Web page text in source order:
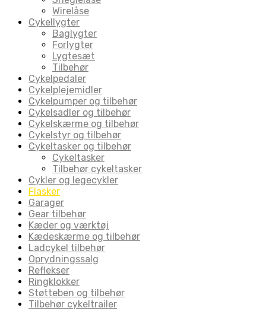
Wirelåse
Cykellygter
Baglygter
Forlygter
Lygtesæt
Tilbehør
Cykelpedaler
Cykelplejemidler
Cykelpumper og tilbehør
Cykelsadler og tilbehør
Cykelskærme og tilbehør
Cykelstyr og tilbehør
Cykeltasker og tilbehør
Cykeltasker
Tilbehør cykeltasker
Cykler og legecykler
Flasker
Garager
Gear tilbehør
Kæder og værktøj
Kædeskærme og tilbehør
Ladcykel tilbehør
Oprydningssalg
Reflekser
Ringklokker
Støtteben og tilbehør
Tilbehør cykeltrailer